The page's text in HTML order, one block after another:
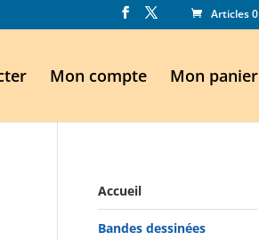
Articles 0
Mon compte Mon panier
Accueil
Bandes dessinées